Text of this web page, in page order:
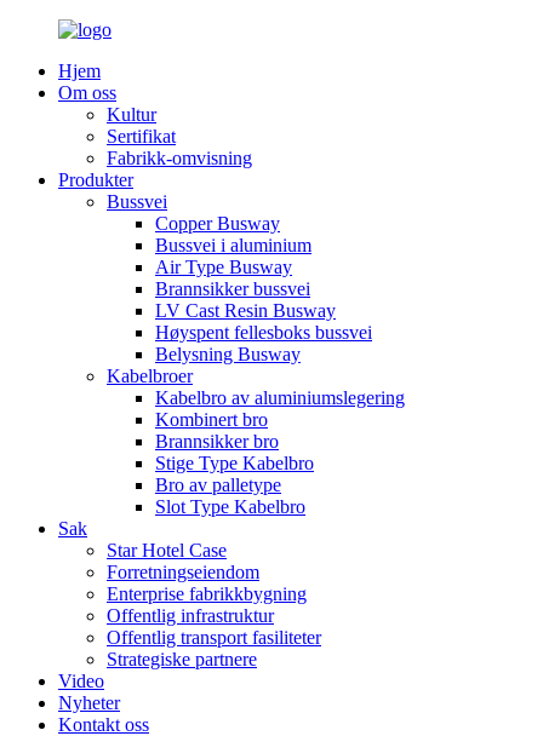
Hjem
Om oss
Kultur
Sertifikat
Fabrikk-omvisning
Produkter
Bussvei
Copper Busway
Bussvei i aluminium
Air Type Busway
Brannsikker bussvei
LV Cast Resin Busway
Høyspent fellesboks bussvei
Belysning Busway
Kabelbroer
Kabelbro av aluminiumslegering
Kombinert bro
Brannsikker bro
Stige Type Kabelbro
Bro av palletype
Slot Type Kabelbro
Sak
Star Hotel Case
Forretningseiendom
Enterprise fabrikkbygning
Offentlig infrastruktur
Offentlig transport fasiliteter
Strategiske partnere
Video
Nyheter
Kontakt oss